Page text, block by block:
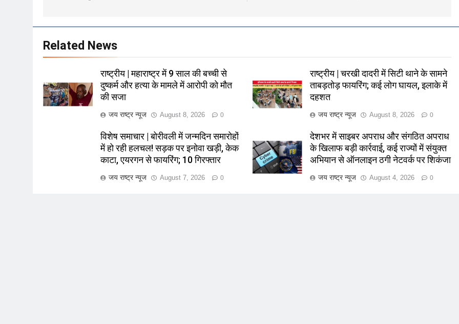
Related News
राष्ट्रीय | महाराष्ट्र में 9 साल की बच्ची से
दुष्कर्म और हत्या के मामले में आरोपी को मौत
की सजा
जय राष्ट्र न्यूज August 8, 2026 0
राष्ट्रीय | चरखी दादरी में सिटी थाने के सामने
ताबड़तोड़ फायरिंग; कई लोग घायल, इलाके में
दहशत
जय राष्ट्र न्यूज August 8, 2026 0
विशेष समाचार | बोरीवली में जन्मदिन समारोहों
में हो रही हलचल! सड़क पर इनोवा खड़ी, केक
काटा, एयरगन से फायरिंग; 10 गिरफ्तार
जय राष्ट्र न्यूज August 7, 2026 0
देशभर में साइबर अपराध और संगठित अपराध
के खिलाफ बड़ी कार्रवाई, कई राज्यों में संयुक्त
अभियान से ऑनलाइन ठगी नेटवर्क पर शिकंजा
जय राष्ट्र न्यूज August 4, 2026 0